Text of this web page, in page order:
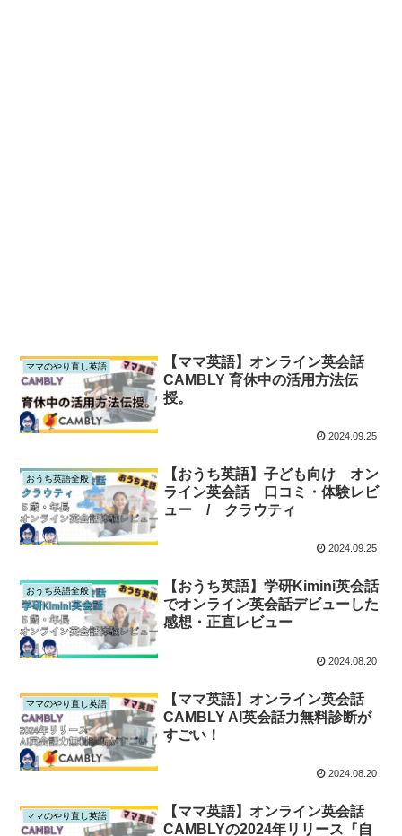
ママのやり直し英語
【ママ英語】オンライン英会話
CAMBLY 育休中の活用方法伝
授。
2024.09.25
おうち英語全般
【おうち英語】子ども向け オン
ライン英会話 口コミ・体験レビ
ュー / クラウティ
2024.09.25
おうち英語全般
【おうち英語】学研Kimini英会話
でオンライン英会話デビューした
感想・正直レビュー
2024.08.20
ママのやり直し英語
【ママ英語】オンライン英会話
CAMBLY AI英会話力無料診断が
すごい！
2024.08.20
ママのやり直し英語
【ママ英語】オンライン英会話
CAMBLYの2024年リリース『自